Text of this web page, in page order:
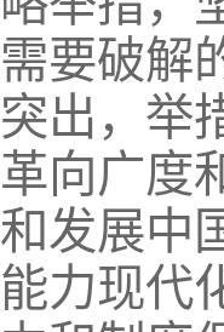
需要破解
突出，举
革向广度
和发展中
能力现代